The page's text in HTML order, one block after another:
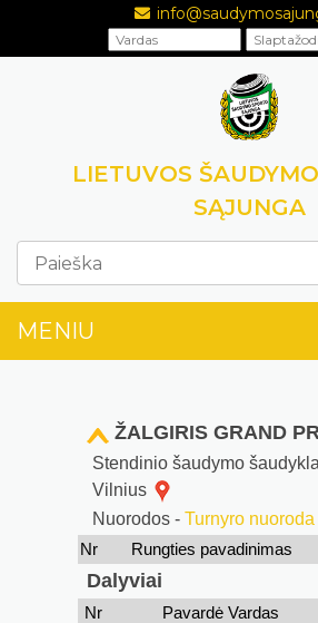
LIETUVOS
SĄJUNGA
MENIU
ŽALGIRIS GRAND
Stendinio šaudymo
Vilnius
Nuorodos - Turnyro nuoroda
Nr
Rungties pavadinimas
Dalyviai
Nr Pavardė Vardas